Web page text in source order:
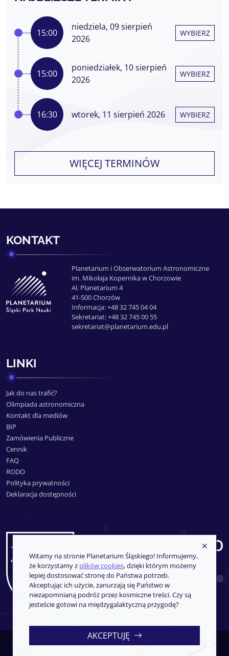
15:00
niedziela, 09 sierpień
2026
WYBIERZ
15:00
poniedziałek, 10 sierpień
2026
WYBIERZ
16:30 wtorek, 11 sierpień 2026 WYBIERZ
WIĘCEJ TERMINÓW
KONTAKT
Planetarium i Obserwatorium Astronomiczne
im. Mikołaja Kopernika w Chorzowie
Al. Planetarium 4
41-500 Chorzów
Informacja: +48 32 745 04 04
Sekretariat: +48 32 745 00 55
sekretariat@planetarium.edu.pl
LINKI
Jak do nas trafić?
Olimpiada astronomiczna
Kontakt dla mediów
BIP
Zamówienia Publiczne
Cennik
FAQ
RODO
Polityka prywatności
Deklaracja dostępności
Copyright © 2013-2026SoftCOM- System sprzedaży i rezerwacji
Witamy na stronie Planetarium Śląskiego! Informujemy,
że korzystamy z plików cookies, dzięki którym możemy
lepiej dostosować stronę do Państwa potrzeb.
Akceptując ich użycie, zanurzają się Państwo w
niezapomnianą podróż przez kosmiczne treści. Czy są
jesteście gotowi na międzygalaktyczną przygodę?
AKCEPTUJĘ